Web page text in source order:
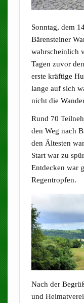
Sonntag, dem
Bärensteiner
wahrscheinlich
Tagen zuvor
erste kräftige
lange auf sich
nicht die
Rund 70
den Weg nach
den Ältesten
Start war zu
Entdecken war
Regentropfen.
Nach der
und